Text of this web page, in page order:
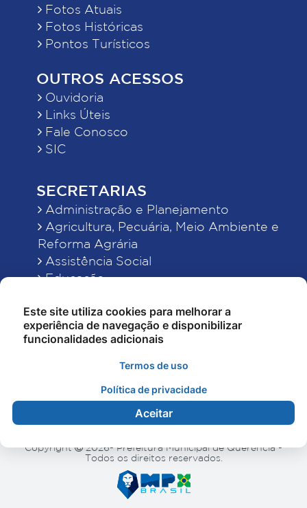
Fotos Atuais
Fotos Históricas
Pontos Turísticos
OUTROS ACESSOS
Ouvidoria
Links Úteis
Fale Conosco
SIC
SECRETARIAS
Administração e Planejamento
Agricultura, Pecuária, Meio Ambiente e
Reforma Agrária
Assistência Social
Educação
Finanças
Indústria, Comércio, Turismo, Ciência e
Tecnologia
Obras Públicas, Estradas e Rodagens
Saúde
Copyright
2026- Prefeitura Municipal de Querência -
Todos os direitos reservados.
Este site utiliza cookies para melhorar a
experiência de navegação e disponibilizar
funcionalidades adicionais
Termos de uso
Política de privacidade
Aceitar